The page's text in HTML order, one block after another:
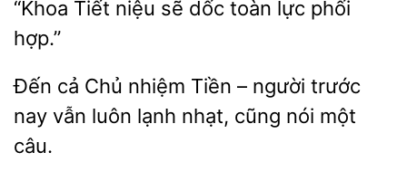
niệu sẽ dốc
lực phối
hợp.”
Đến
Chủ nhiệm Tiền – người trước
nay vẫn
lạnh
cũng nói một
câu.